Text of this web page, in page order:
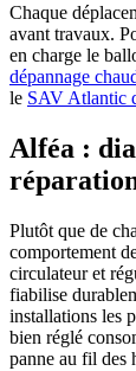
Chaque
avant travaux.
en charge le
dépannage
le SAV Atlantic
Alféa :
Plutôt que de
comportement
circulateur et
fiabilise
installations les
bien réglé
panne au fil des